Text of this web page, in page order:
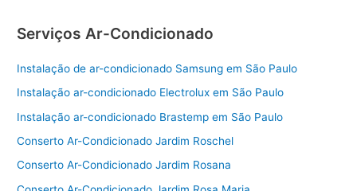
Serviços Ar-Condicionado
Instalação de ar-condicionado Samsung em São Paulo
Instalação ar-condicionado Electrolux em São Paulo
Instalação ar-condicionado Brastemp em São Paulo
Conserto Ar-Condicionado Jardim Roschel
Conserto Ar-Condicionado Jardim Rosana